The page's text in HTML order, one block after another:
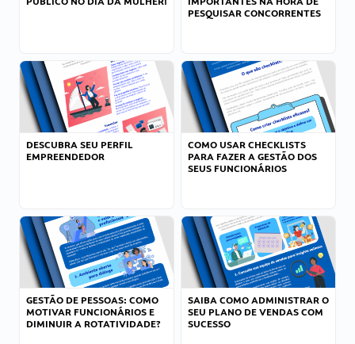
PESQUISAR CONCORRENTES
DESCUBRA SEU PERFIL
EMPREENDEDOR
COMO USAR CHECKLISTS
PARA FAZER A GESTÃO DOS
SEUS FUNCIONÁRIOS
GESTÃO DE PESSOAS: COMO
MOTIVAR FUNCIONÁRIOS E
DIMINUIR A ROTATIVIDADE?
SAIBA COMO ADMINISTRAR O
SEU PLANO DE VENDAS COM
SUCESSO